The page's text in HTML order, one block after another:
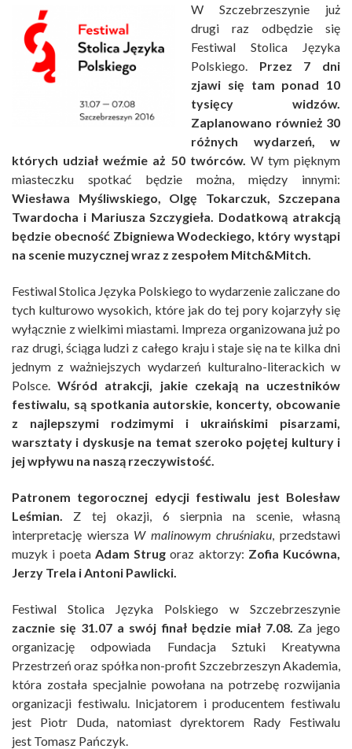
W Szczebrzeszynie już
drugi raz odbędzie się
Festiwal Stolica Języka
Polskiego. Przez 7 dni
zjawi się tam ponad 10
tysięcy widzów.
Zaplanowano również 30
różnych wydarzeń, w
których udział weźmie aż 50 twórców. W tym pięknym
miasteczku spotkać będzie można, między innymi:
Wiesława Myśliwskiego, Olgę Tokarczuk, Szczepana
Twardocha i Mariusza Szczygieła. Dodatkową atrakcją
będzie obecność Zbigniewa Wodeckiego, który wystąpi
na scenie muzycznej wraz z zespołem Mitch&Mitch.
Festiwal Stolica Języka Polskiego to wydarzenie zaliczane do
tych kulturowo wysokich, które jak do tej pory kojarzyły się
wyłącznie z wielkimi miastami. Impreza organizowana już po
raz drugi, ściąga ludzi z całego kraju i staje się na te kilka dni
jednym z ważniejszych wydarzeń kulturalno-literackich w
Polsce.Wśród atrakcji, jakie czekają na uczestników
festiwalu, są spotkania autorskie, koncerty, obcowanie
z najlepszymi rodzimymi i ukraińskimi pisarzami,
warsztaty i dyskusje na temat szeroko pojętej kultury i
jej wpływu na naszą rzeczywistość.
Patronem tegorocznej edycji festiwalu jest Bolesław
Leśmian. Z tej okazji, 6 sierpnia na scenie, własną
interpretację wiersza W malinowym chruśniaku, przedstawi
muzyk i poeta Adam Strug oraz aktorzy: Zofia Kucówna,
Jerzy Trela i Antoni Pawlicki.
Festiwal Stolica Języka Polskiego w Szczebrzeszynie
zacznie się 31.07 a swój finał będzie miał 7.08. Za jego
organizację odpowiada Fundacja Sztuki Kreatywna
Przestrzeń oraz spółka non-profit Szczebrzeszyn Akademia,
która została specjalnie powołana na potrzebę rozwijania
organizacji festiwalu. Inicjatorem i producentem festiwalu
jest Piotr Duda, natomiast dyrektorem Rady Festiwalu
jest Tomasz Pańczyk.